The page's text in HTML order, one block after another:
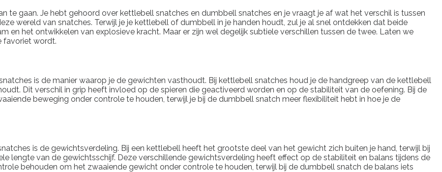
te gaan. Je hebt gehoord over kettlebell snatches en dumbbell snatches en je vraagt je af wat het verschil is tussen
wereld van snatches. Terwijl je je kettlebell of dumbbell in je handen houdt, zul je al snel ontdekken dat beide
en het ontwikkelen van explosieve kracht. Maar er zijn wel degelijk subtiele verschillen tussen de twee. Laten we
favoriet wordt.
is de manier waarop je de gewichten vasthoudt. Bij kettlebell snatches houd je de handgreep van de kettlebell
Dit verschil in grip heeft invloed op de spieren die geactiveerd worden en op de stabiliteit van de oefening. Bij de
beweging onder controle te houden, terwijl je bij de dumbbell snatch meer flexibiliteit hebt in hoe je de
is de gewichtsverdeling. Bij een kettlebell heeft het grootste deel van het gewicht zich buiten je hand, terwijl bij
lengte van de gewichtsschijf. Deze verschillende gewichtsverdeling heeft effect op de stabiliteit en balans tijdens de
behouden om het zwaaiende gewicht onder controle te houden, terwijl bij de dumbbell snatch de balans iets